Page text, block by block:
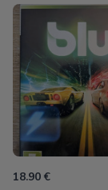
18.90 €